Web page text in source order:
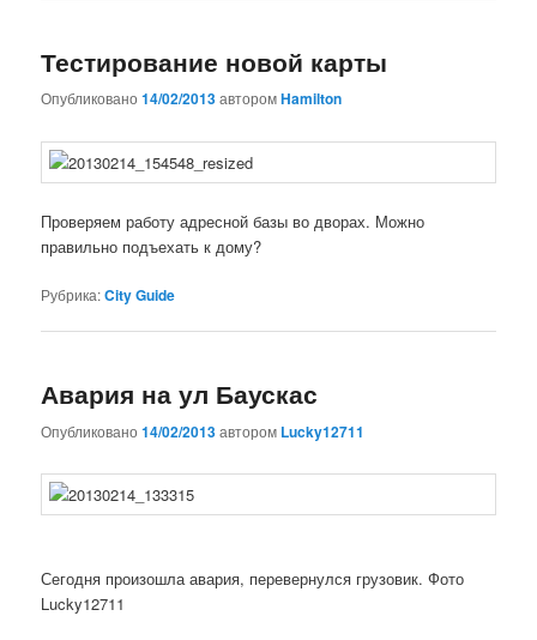
Тестирование новой карты
Опубликовано14/02/2013авторомHamilton
Проверяем работу адресной базы во дворах. Можно
правильно подъехать к дому?
Рубрика:City Guide
Авария на ул Баускас
Опубликовано14/02/2013автором Lucky12711
Сегодня произошла авария, перевернулся грузовик. Фото
Lucky12711